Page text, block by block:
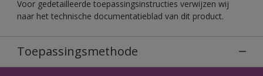
Voor gedetailleerde toepassingsinstructies verwijzen wij
naar het technische documentatieblad van dit product.
Toepassingsmethode